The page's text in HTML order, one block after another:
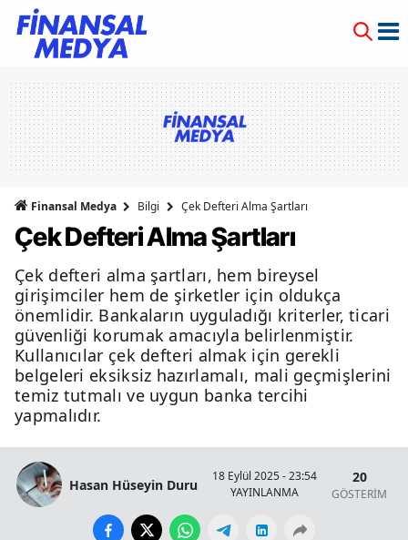
Finansal Medya Bilgi Çek Defteri Alma Şartları
Çek Defteri Alma Şartları
Çek defteri alma şartları, hem bireysel
girişimciler hem de şirketler için oldukça
önemlidir. Bankaların uyguladığı kriterler, ticari
güvenliği korumak amacıyla belirlenmiştir.
Kullanıcılar çek defteri almak için gerekli
belgeleri eksiksiz hazırlamalı, mali geçmişlerini
temiz tutmalı ve uygun banka tercihi
yapmalıdır.
Hasan Hüseyin Duru
18 Eylül 2025 - 23:54
YAYINLANMA
20
GÖSTERİM